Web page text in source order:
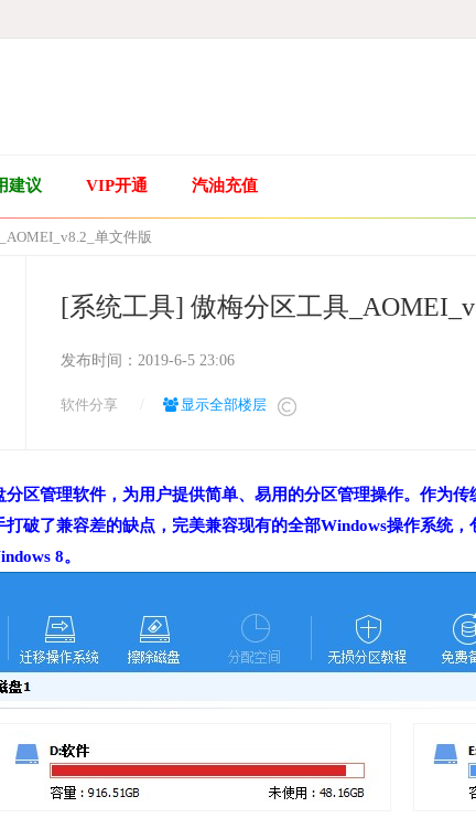
建议 VIP开通 汽油充值
单文件版
[系统工具] 傲梅分区工具
发布时间： 2019-6-5 23:06
软件分享 / 显示全部楼层
区管理软件，为用户提供简单、易用的分区管理操作。作为
破了兼容差的缺点，完美兼容现有的全部Windows操作系统
8。